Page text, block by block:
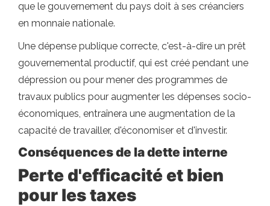
que le gouvernement du pays doit à ses créanciers
en monnaie nationale.
Une dépense publique correcte, c'est-à-dire un prêt
gouvernemental productif, qui est créé pendant une
dépression ou pour mener des programmes de
travaux publics pour augmenter les dépenses socio-
économiques, entraînera une augmentation de la
capacité de travailler, d'économiser et d'investir.
Conséquences de la dette interne
Perte d'efficacité et bien
pour les taxes